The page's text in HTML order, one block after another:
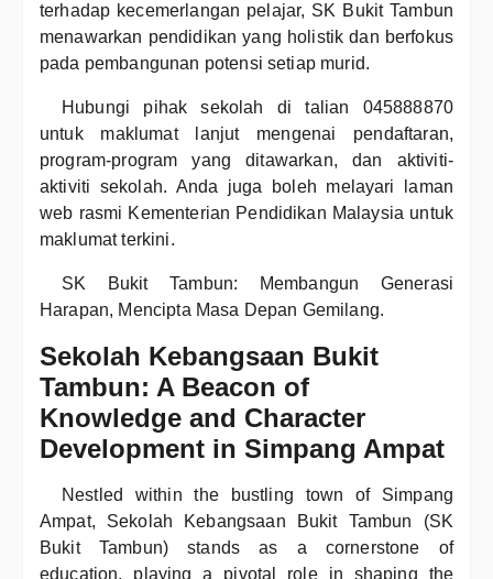
terhadap kecemerlangan pelajar, SK Bukit Tambun
menawarkan pendidikan yang holistik dan berfokus
pada pembangunan potensi setiap murid.
Hubungi pihak sekolah di talian 045888870
untuk maklumat lanjut mengenai pendaftaran,
program-program yang ditawarkan, dan aktiviti-
aktiviti sekolah. Anda juga boleh melayari laman
web rasmi Kementerian Pendidikan Malaysia untuk
maklumat terkini.
SK Bukit Tambun: Membangun Generasi
Harapan, Mencipta Masa Depan Gemilang.
Sekolah Kebangsaan Bukit
Tambun: A Beacon of
Knowledge and Character
Development in Simpang Ampat
Nestled within the bustling town of Simpang
Ampat, Sekolah Kebangsaan Bukit Tambun (SK
Bukit Tambun) stands as a cornerstone of
education, playing a pivotal role in shaping the